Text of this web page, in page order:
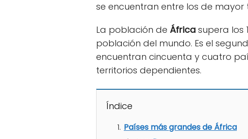
se encuentran entre los de
La población de África supera los
población del mundo. Es el
encuentran cincuenta y cuatro
territorios dependientes.
Índice
Países más grandes de África